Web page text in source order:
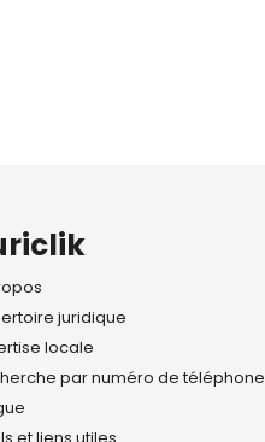
juridique
locale
par numéro de téléphone